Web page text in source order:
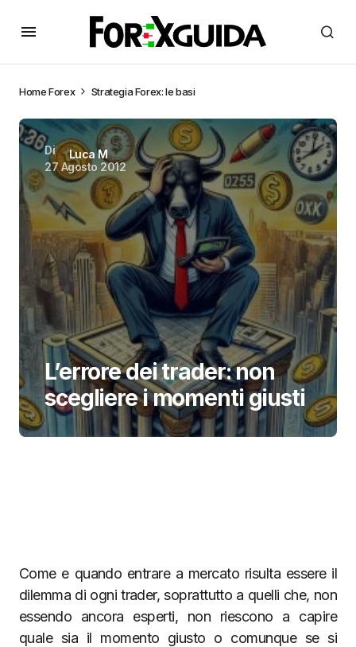
HomeForex Strategia Forex: le basi
Di
Luca M
27 Agosto 2012
L’errore dei trader: non
scegliere i momenti giusti
Come e quando entrare a mercato risulta essere il
dilemma di ogni trader, soprattutto a quelli che, non
essendo ancora esperti, non riescono a capire
quale sia il momento giusto o comunque se si